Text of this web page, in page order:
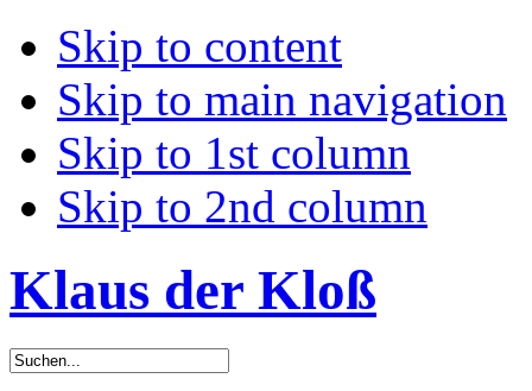
Skip to content
Skip to main navigation
Skip to 1st column
Skip to 2nd column
Klaus der Kloß